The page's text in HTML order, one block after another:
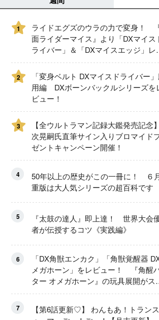
1
ライドエグズのウラの力で変身！
面ライダーマイス』より「DXマイス
ライバー」＆「DXマイスエッジ」レ
ュー！
2
「変身ベルト DXマイスドライバー
用編 DXボーンバックルシリーズを
ビュー！
3
【全ウルトラマン記録大鑑発売記念
次晃嗣氏直筆サイン入りブロマイド
ゼントキャンペーン開催！
4
50年以上の歴史がこの一冊に！ ６
重版は大人気シリーズの超百科です
5
『太鼓の達人』即上達！ 世界大会
者が伝授するコツ《実践編》
6
「DX角獣エンカク」「角獣覚醒器
メガホーン」をレビュー！ 『角醒
ター オメガホーン』の玩具展開がス
ート！
7
【第6話更新♡】 わんもあ！トラン